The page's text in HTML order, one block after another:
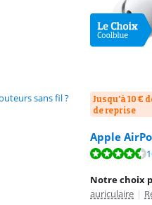
sans fil ?
Jusqu'à 10 €
de reprise
Apple
La note est de
Notre choix
auriculaire |
La note est de